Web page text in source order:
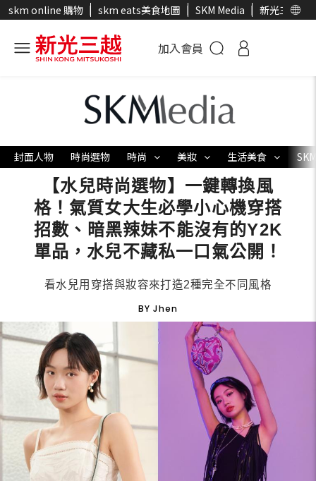
skm online 購物 skm eats美食地圖 SKM Media 新光三越官
加入會員
封面人物 時尚選物 時尚 美妝 生活美食
【水兒時尚選物】一鍵轉換風
格！氣質女大生必學小心機穿搭
招數、暗黑辣妹不能沒有的Y2K
單品，水兒不藏私一口氣公開！
看水兒用穿搭與妝容來打造2種完全不同風格
BY Jhen